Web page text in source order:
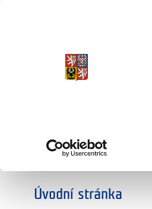
ZVOLTE SI OBLAST:
SOCIÁLNÍ DIALOG
Úvodní stránka